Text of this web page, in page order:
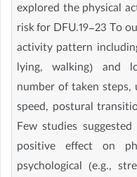
explored the physical
risk for DFU.19-23 To
activity pattern
lying, walking) and
number of taken
speed, postural
Few studies
positive effect on
psychological (e.g.,